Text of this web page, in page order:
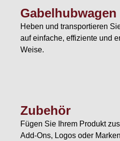
Gabelhubwagen
Heben und transportieren
auf einfache, effiziente und
Weise.
Zubehör
Fügen Sie Ihrem Produkt
Add-Ons, Logos oder